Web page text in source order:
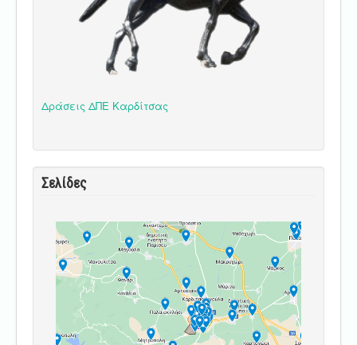
Δράσεις ΔΠΕ Καρδίτσας
Σελίδες